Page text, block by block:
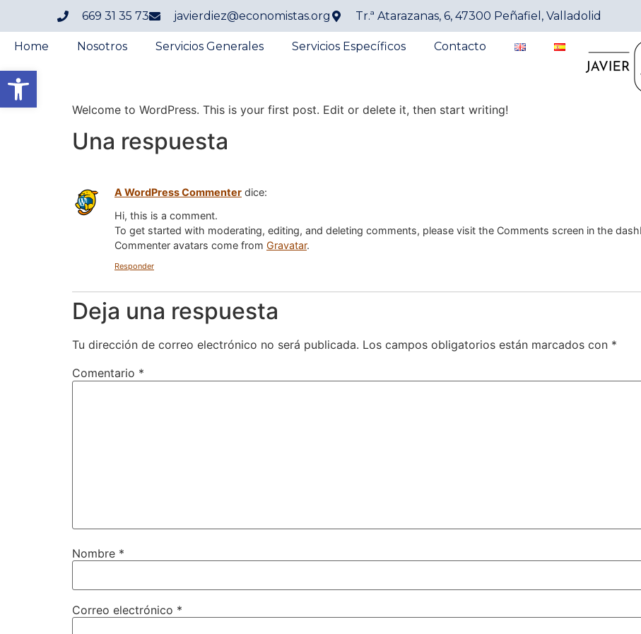
Abrir barra de herramientas
669 31 35 73 javierdiez@economistas.org Tr.ª Atarazanas, 6, 47300 Peñafiel, Valladolid
Home Nosotros Servicios Generales Servicios Específicos Contacto
Welcome to WordPress. This is your first post. Edit or delete it, then start writing!
Una respuesta
A WordPress Commenter dice:
Hi, this is a comment.
To get started with moderating, editing, and deleting comments, please visit the Comments screen in the
Commenter avatars come from Gravatar.
Responder
Deja una respuesta
Tu dirección de correo electrónico no será publicada. Los campos obligatorios están marcados con *
Comentario *
Nombre *
Correo electrónico *